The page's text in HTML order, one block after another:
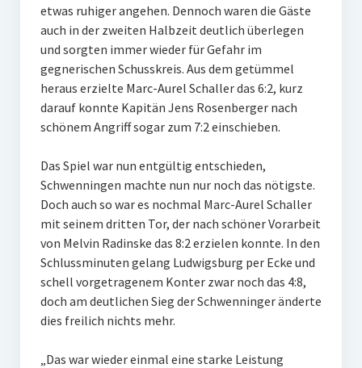
etwas ruhiger angehen. Dennoch waren die Gäste
auch in der zweiten Halbzeit deutlich überlegen
und sorgten immer wieder für Gefahr im
gegnerischen Schusskreis. Aus dem getümmel
heraus erzielte Marc-Aurel Schaller das 6:2, kurz
darauf konnte Kapitän Jens Rosenberger nach
schönem Angriff sogar zum 7:2 einschieben.
Das Spiel war nun entgültig entschieden,
Schwenningen machte nun nur noch das nötigste.
Doch auch so war es nochmal Marc-Aurel Schaller
mit seinem dritten Tor, der nach schöner Vorarbeit
von Melvin Radinske das 8:2 erzielen konnte. In den
Schlussminuten gelang Ludwigsburg per Ecke und
schell vorgetragenem Konter zwar noch das 4:8,
doch am deutlichen Sieg der Schwenninger änderte
dies freilich nichts mehr.
„Das war wieder einmal eine starke Leistung